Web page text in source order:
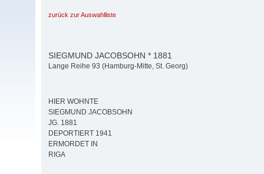
zurück zur Auswahlliste
SIEGMUND JACOBSOHN * 1881
Lange Reihe 93 (Hamburg-Mitte, St. Georg)
HIER WOHNTE
SIEGMUND JACOBSOHN
JG. 1881
DEPORTIERT 1941
ERMORDET IN
RIGA